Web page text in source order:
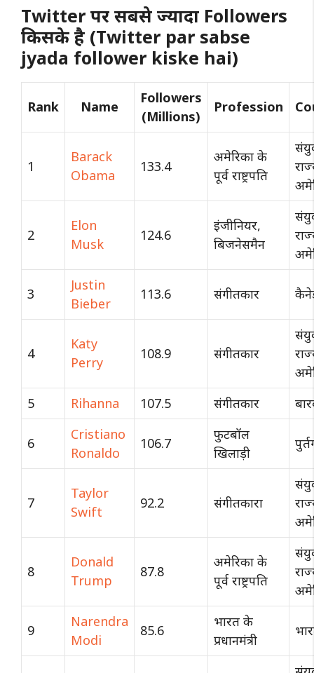
Twitter पर सबसे ज्यादा Followers
किसके है (Twitter par sabse
jyada follower kiske hai)
Rank Name
Followers
(Millions)
Profession
1
Barack
Obama
133.4
अमेरिका के
पूर्व राष्ट्रपति
2
Elon
Musk
124.6
इंजीनियर,
बिजनेसमैन
3
Justin
Bieber
113.6 संगीतकार
4
Katy
Perry
108.9 संगीतकार
5
Rihanna 107.5 संगीतकार
6
Cristiano
Ronaldo
106.7
फुटबॉल
खिलाड़ी
7
Taylor
Swift
92.2 संगीतकारा
8
Donald
Trump
87.8
अमेरिका के
पूर्व राष्ट्रपति
9
Narendra
Modi
85.6
भारत के
प्रधानमंत्री